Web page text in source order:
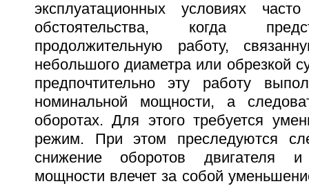
эксплуатационных условиях
обстоятельства, когда
продолжительную работу,
небольшого диаметра или обрезкой
предпочтительно эту работу
номинальной мощности, а
оборотах. Для этого требуется
режим. При этом преследуются
снижение оборотов двигателя
мощности влечет за собой